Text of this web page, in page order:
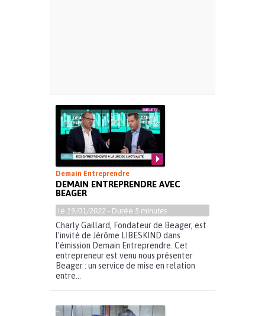
Demain Entreprendre
DEMAIN ENTREPRENDRE AVEC
BEAGER
le 19/01/2022 - Durée 5 minutes
Charly Gaillard, Fondateur de Beager, est
l’invité de Jérôme LIBESKIND dans
l’émission Demain Entreprendre. Cet
entrepreneur est venu nous présenter
Beager : un service de mise en relation
entre...